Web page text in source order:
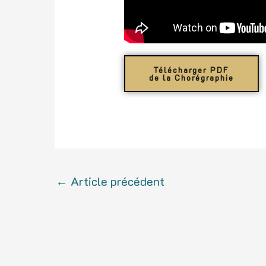
Télécharger PDF
de la Chorégraphie
← Article précédent